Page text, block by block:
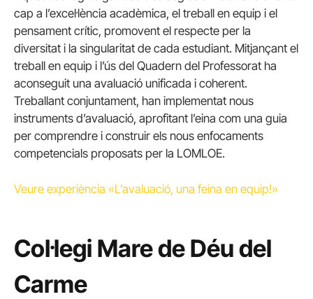
cap a l’excel·lència acadèmica, el treball en equip i el
pensament crític, promovent el respecte per la
diversitat i la singularitat de cada estudiant. Mitjançant el
treball en equip i l’ús del Quadern del Professorat ha
aconseguit una avaluació unificada i coherent.
Treballant conjuntament, han implementat nous
instruments d’avaluació, aprofitant l’eina com una guia
per comprendre i construir els nous enfocaments
competencials proposats per la LOMLOE.
Veure experiència «L’avaluació, una feina en equip!»
Col·legi Mare de Déu del
Carme